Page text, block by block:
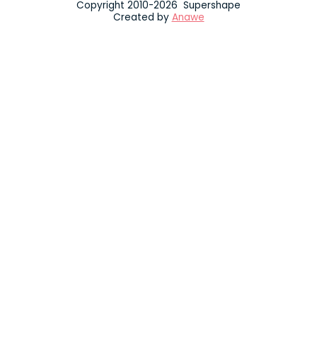
Copyright 2010-2026 Supershape
Created by Anawe